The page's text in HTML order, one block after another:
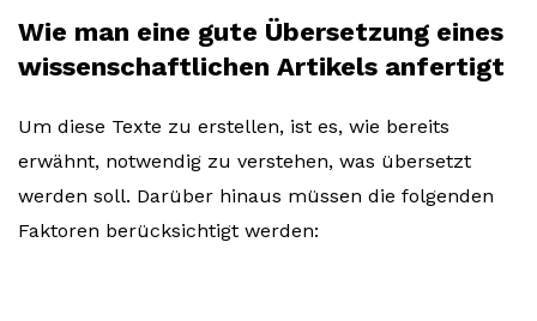
Wie man eine gute Übersetzung eines
wissenschaftlichen Artikels anfertigt
Um diese Texte zu erstellen, ist es, wie bereits
erwähnt, notwendig zu verstehen, was übersetzt
werden soll. Darüber hinaus müssen die folgenden
Faktoren berücksichtigt werden: